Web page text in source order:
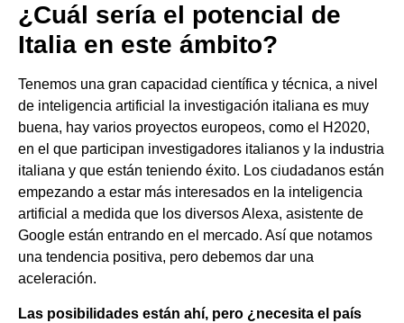
¿Cuál sería el potencial de
Italia en este ámbito?
Tenemos una gran capacidad científica y técnica, a nivel
de inteligencia artificial la investigación italiana es muy
buena, hay varios proyectos europeos, como el H2020,
en el que participan investigadores italianos y la industria
italiana y que están teniendo éxito. Los ciudadanos están
empezando a estar más interesados en la inteligencia
artificial a medida que los diversos Alexa, asistente de
Google están entrando en el mercado. Así que notamos
una tendencia positiva, pero debemos dar una
aceleración.
Las posibilidades están ahí, pero ¿necesita el país